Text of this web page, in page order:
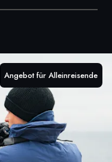
Angebot für Alleinreisende